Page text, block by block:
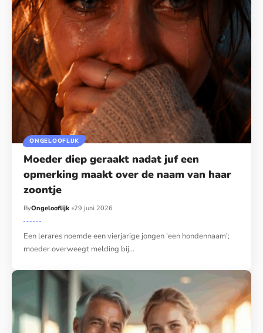
ONGELOOFLIJK
Moeder diep geraakt nadat juf een
opmerking maakt over de naam van haar
zoontje
ByOngelooflijk 29 juni 2026
Een lerares noemde een vierjarige jongen 'een hondennaam';
moeder overweegt melding bij…